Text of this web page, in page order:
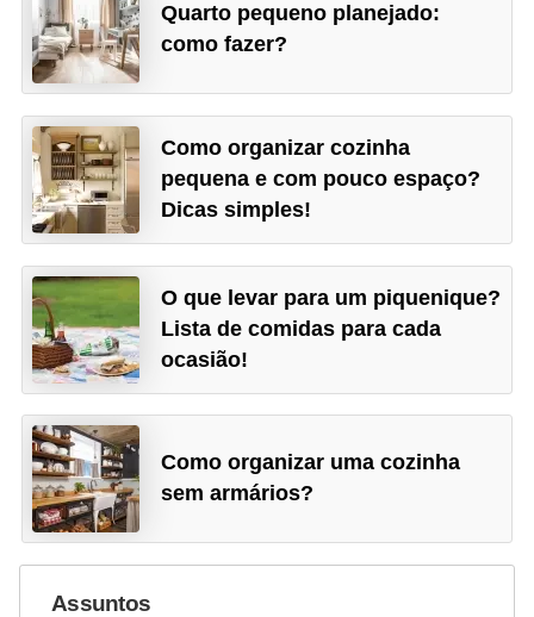
Quarto pequeno planejado:
como fazer?
Como organizar cozinha
pequena e com pouco espaço?
Dicas simples!
O que levar para um piquenique?
Lista de comidas para cada
ocasião!
Como organizar uma cozinha
sem armários?
Assuntos